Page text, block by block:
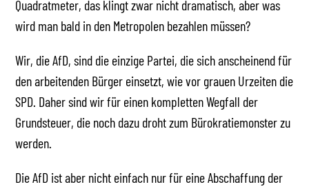
Quadratmeter, das klingt zwar nicht dramatisch, aber was
wird man bald in den Metropolen bezahlen müssen?
Wir, die AfD, sind die einzige Partei, die sich anscheinend für
den arbeitenden Bürger einsetzt, wie vor grauen Urzeiten die
SPD. Daher sind wir für einen kompletten Wegfall der
Grundsteuer, die noch dazu droht zum Bürokratiemonster zu
werden.
Die AfD ist aber nicht einfach nur für eine Abschaffung der